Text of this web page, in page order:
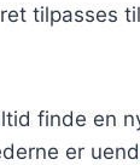
tilpasses
finde en
er